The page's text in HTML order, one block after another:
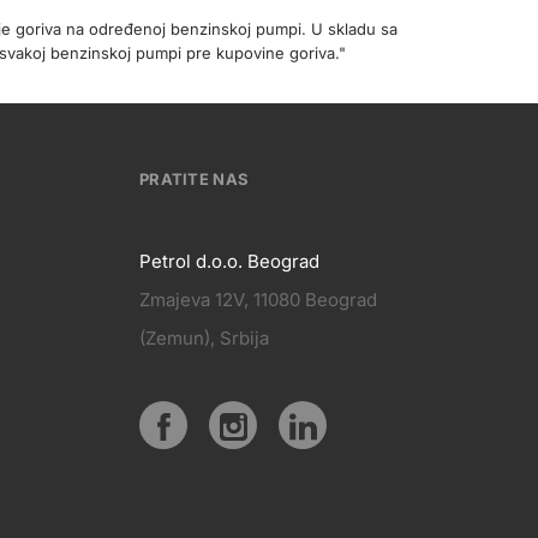
goriva na određenoj benzinskoj pumpi. U skladu sa
benzinskoj pumpi pre kupovine goriva."
PRATITE NAS
PRATITE
NAS
Petrol d.o.o. Beograd
Zmajeva 12V, 11080 Beograd
(Zemun), Srbija